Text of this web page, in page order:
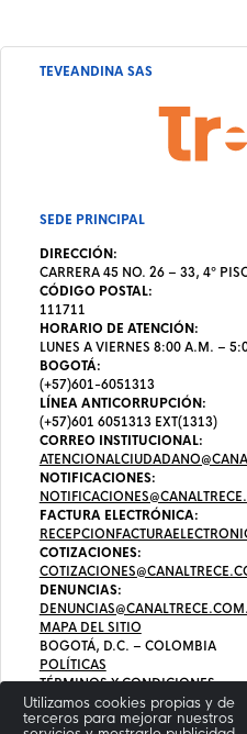
Utilizamos cookies propias y de
terceros para mejorar nuestros
TEVEANDINA SAS
SEDE PRINCIPAL
DIRECCIÓN:
CARRERA 45 NO. 26 – 33, 4º
CÓDIGO POSTAL:
111711
HORARIO DE ATENCIÓN:
LUNES A VIERNES 8:00 A.M. –
BOGOTÁ:
(+57)601-6051313
LÍNEA ANTICORRUPCIÓN:
(+57)601 6051313 EXT(1313)
CORREO INSTITUCIONAL:
NOTIFICACIONES:
FACTURA ELECTRÓNICA:
COTIZACIONES:
DENUNCIAS:
MAPA DEL SITIO
BOGOTÁ, D.C. – COLOMBIA
POLÍTICAS
TÉRMINOS Y CONDICIONES